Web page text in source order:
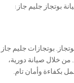
بوتجاز جليم جاز :
بوتجازات جليم جاز
خلال صيانة دورية،
بكفاءة وأمان تام.